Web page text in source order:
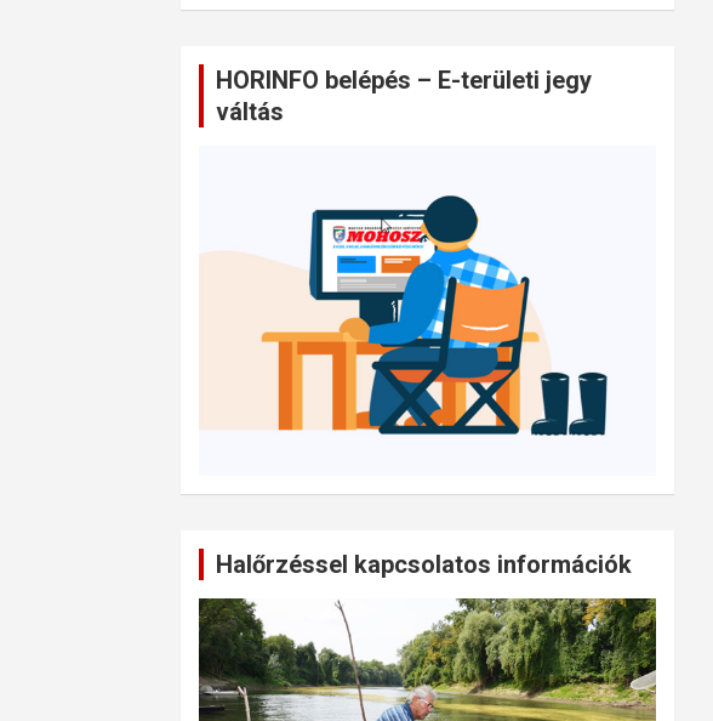
HORINFO belépés – E-területi jegy
váltás
Halőrzéssel kapcsolatos információk